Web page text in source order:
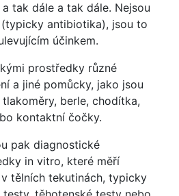
tak dále a tak dále. Nejsou
antibiotika), jsou to
účinkem.
prostředky různé
a jiné pomůcky, jako jsou
berle, chodítka,
kontaktní čočky.
pak diagnostické
in vitro, které měří
tělních tekutinách, typicky